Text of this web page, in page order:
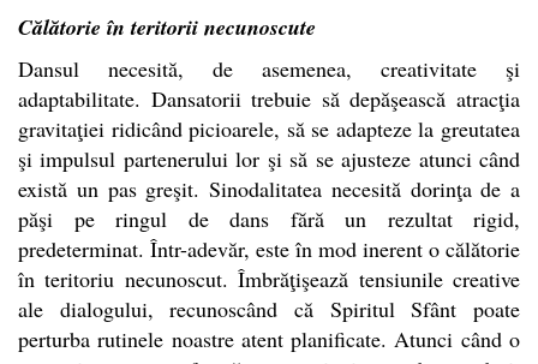
Călătorie în teritorii necunoscute
Dansul necesită, de asemenea, creativitate şi
adaptabilitate. Dansatorii trebuie să depăşească atracţia
gravitaţiei ridicând picioarele, să se adapteze la greutatea
şi impulsul partenerului lor şi să se ajusteze atunci când
există un pas greşit. Sinodalitatea necesită dorinţa de a
păşi pe ringul de dans fără un rezultat rigid,
predeterminat. Într-adevăr, este în mod inerent o călătorie
în teritoriu necunoscut. Îmbrăţişează tensiunile creative
ale dialogului, recunoscând că Spiritul Sfânt poate
perturba rutinele noastre atent planificate. Atunci când o